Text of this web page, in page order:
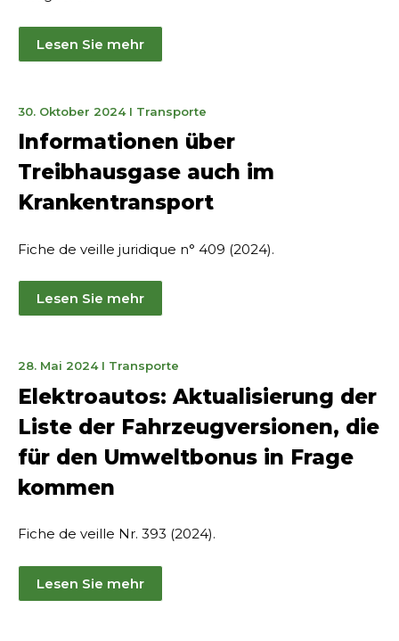
Lesen Sie mehr
30. Oktober 202421.
November
2024
I Transporte
Informationen über
Treibhausgase auch im
Krankentransport
Fiche de veille juridique n° 409 (2024).
Lesen Sie mehr
28. Mai 202428.
2024
I Transporte
Elektroautos: Aktualisierung der
Liste der Fahrzeugversionen, die
für den Umweltbonus in Frage
kommen
Fiche de veille Nr. 393 (2024).
Lesen Sie mehr